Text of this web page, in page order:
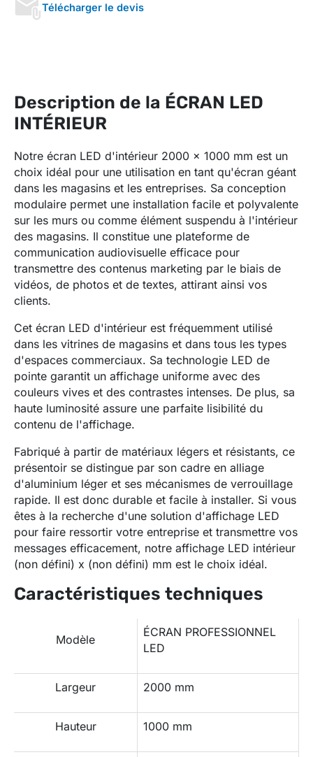
Télécharger le devis
Description de la ÉCRAN LED
INTÉRIEUR
Notre écran LED d'intérieur 2000 x 1000 mm est un
choix idéal pour une utilisation en tant qu'écran géant
dans les magasins et les entreprises. Sa conception
modulaire permet une installation facile et polyvalente
sur les murs ou comme élément suspendu à l'intérieur
des magasins. Il constitue une plateforme de
communication audiovisuelle efficace pour
transmettre des contenus marketing par le biais de
vidéos, de photos et de textes, attirant ainsi vos
clients.
Cet écran LED d'intérieur est fréquemment utilisé
dans les vitrines de magasins et dans tous les types
d'espaces commerciaux. Sa technologie LED de
pointe garantit un affichage uniforme avec des
couleurs vives et des contrastes intenses. De plus, sa
haute luminosité assure une parfaite lisibilité du
contenu de l'affichage.
Fabriqué à partir de matériaux légers et résistants, ce
présentoir se distingue par son cadre en alliage
d'aluminium léger et ses mécanismes de verrouillage
rapide. Il est donc durable et facile à installer. Si vous
êtes à la recherche d'une solution d'affichage LED
pour faire ressortir votre entreprise et transmettre vos
messages efficacement, notre affichage LED intérieur
(non défini) x (non défini) mm est le choix idéal.
Caractéristiques techniques
Modèle
ÉCRAN PROFESSIONNEL
LED
Largeur 2000 mm
Hauteur 1000 mm